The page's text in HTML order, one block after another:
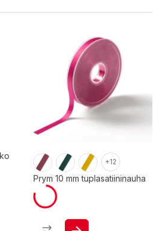
+12
Prym 10 mm tuplasatiininauha